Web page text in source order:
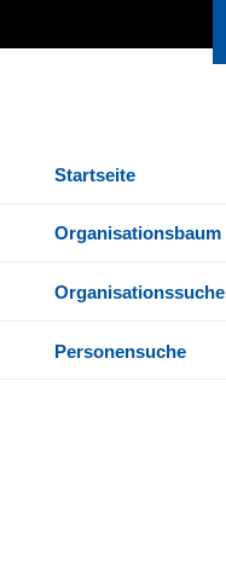
Startseite
Organisationsbaum
Organisationssuche
Personensuche